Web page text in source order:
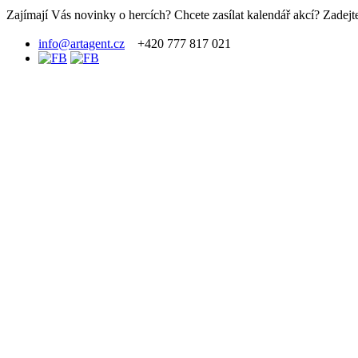
Zajímají Vás novinky o hercích? Chcete zasílat kalendář akcí?
info@artagent.cz +420 777 817 021